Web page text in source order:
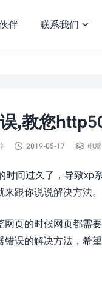
伴 联系我们 
,教您
 2019-05-17  电
间过久了，导致xp
跟你说说解决方法。
页的时候网页都需
误的解决方法，希